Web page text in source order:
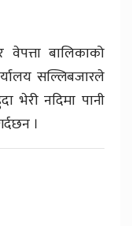
वेपत्ता बालिकाको
सल्लिबजारले
भेरी नदिमा पानी
।